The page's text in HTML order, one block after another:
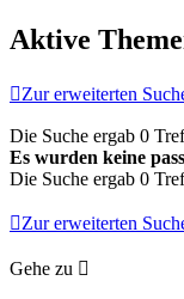
Aktive
Zur erweiterten
Die Suche ergab 0
Es wurden keine
Die Suche ergab 0
Zur erweiterten
Gehe zu